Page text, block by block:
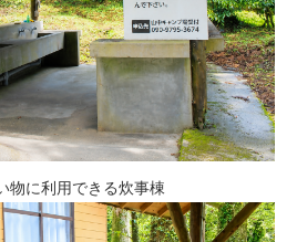
物に利用できる炊事棟